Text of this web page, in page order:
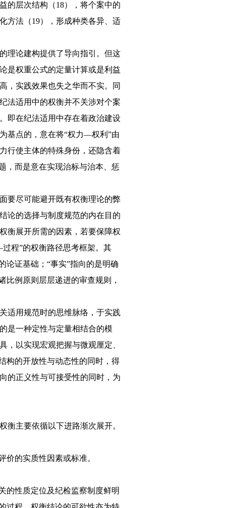
的层次结构（18），将个案中的
方法（19），形成种类各异、适
理论建构提供了导向指引。但这
是权重公式的定量计算或是利益
，实践效果也失之华而不实。同
法适用中的权衡并不关涉对个案
即在纪法适用中存在着政治建设
基点的，意在将“权力—权利”由
行使主体的特殊身份，还隐含着
，而是意在实现治标与治本、惩
要尽可能避开既有权衡理论的弊
论的选择与制度规范的内在目的
衡展开所需的因素，若要保障权
程”的权衡路径思考框架。其
论证基础；“事实”指向的是明确
比例原则层层递进的审查规则，
适用规范时的思维脉络，于实践
是一种定性与定量相结合的模
，以实现宏观把握与微观厘定、
构的开放性与动态性的同时，得
的正义性与可接受性的同时，为
衡主要依循以下进路渐次展开。
的实质性因素或标准。
的性质定位及纪检监察制度鲜明